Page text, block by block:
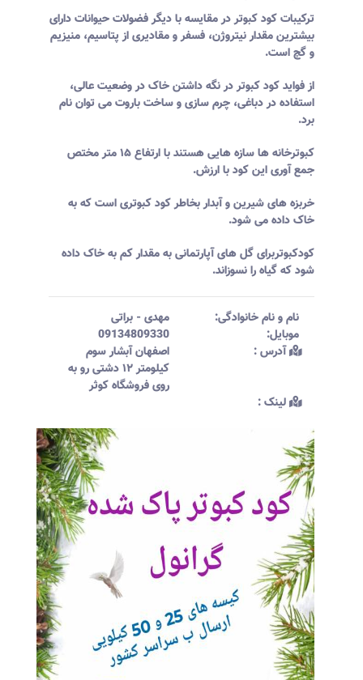
ترکیبات کود کبوتر در مقایسه با دیگر فضولات حیوانات دارای
بیشترین مقدار نیتروژن، فسفر و مقادیری از پتاسیم، منیزیم
و گچ است.
از فواید کود کبوتر در نگه داشتن خاک در وضعیت عالی،
استفاده در دباغی، چرم سازی و ساخت باروت می توان نام
برد.
کبوترخانه ها سازه هایی هستند با ارتفاع ۱۵ متر مختص
جمع آوری این کود با ارزش.
خربزه های شیرین و آبدار بخاطر کود کبوتری است که به
خاک داده می شود.
کودکبوتربرای گل های آپارتمانی به مقدار کم به خاک داده
شود که گیاه را نسوزاند.
نام و نام خانوادگی:‌ مهدی - براتی
موبایل:‌
09134809330
آدرس :‌
اصفهان‌ آبشار سوم
کیلومتر ۱۲ دشتی رو به
روی فروشگاه کوثر
لینک :‌